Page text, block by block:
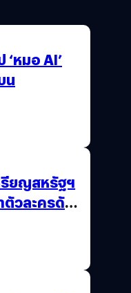
หมอ AI’
น
รียญสหรัฐฯ
ตัวละครดัง